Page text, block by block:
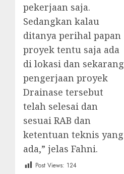
pekerjaan saja.
Sedangkan kalau
ditanya perihal papan
proyek tentu saja ada
di lokasi dan sekarang
pengerjaan proyek
Drainase tersebut
telah selesai dan
sesuai RAB dan
ketentuan teknis yang
ada,” jelas Fahni.
Post Views: 124